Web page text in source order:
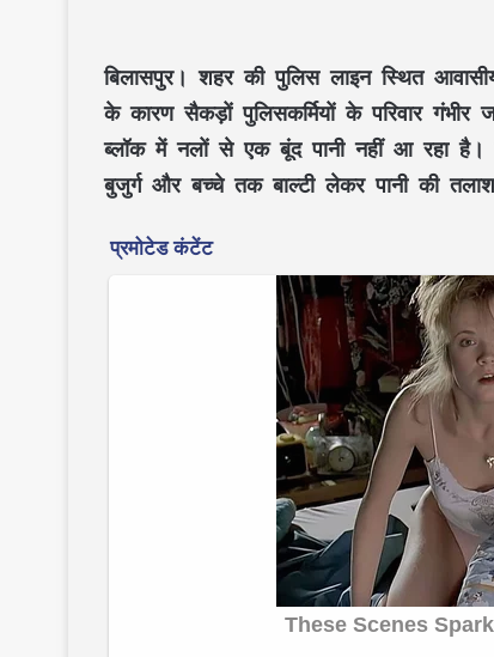
बिलासपुर। शहर की पुलिस लाइन स्थित
के कारण सैकड़ों पुलिसकर्मियों के परिवार
ब्लॉकमें नलों से एक बूंद पानी नहीं आ रहा है।
बुजुर्ग और बच्चे तक बाल्टी लेकर पानी की